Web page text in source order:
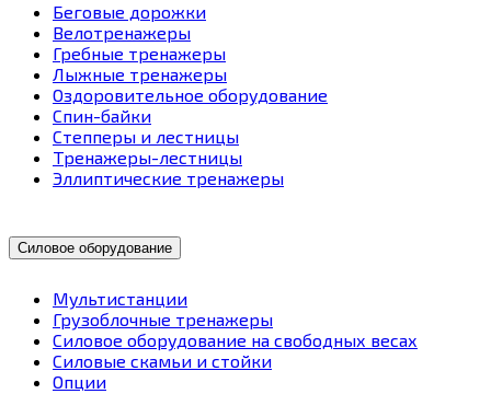
Беговые дорожки
Велотренажеры
Гребные тренажеры
Лыжные тренажеры
Оздоровительное оборудование
Спин-байки
Степперы и лестницы
Тренажеры-лестницы
Эллиптические тренажеры
Силовое оборудование
Мультистанции
Грузоблочные тренажеры
Силовое оборудование на свободных весах
Силовые скамьи и стойки
Опции